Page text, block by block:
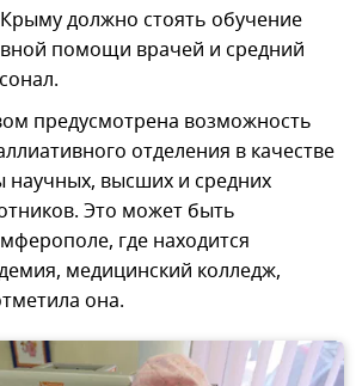
должно стоять обучение
помощи врачей и средний
предусмотрена возможность
отделения в качестве
научных, высших и средних
Это может быть
где находится
медицинский колледж,
она.